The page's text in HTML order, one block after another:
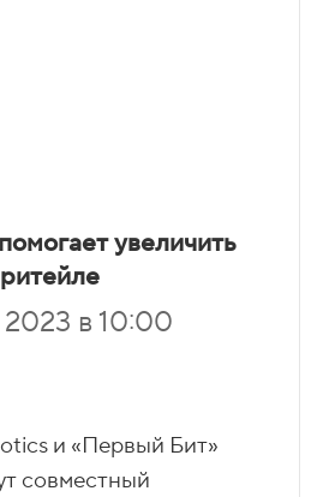
увеличить
в 10:00
и «Первый Бит»
совместный